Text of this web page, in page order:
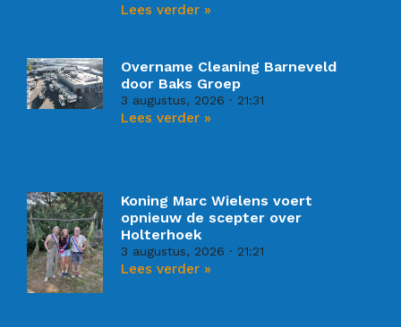
Lees verder »
Overname Cleaning Barneveld
door Baks Groep
3 augustus, 2026 21:31
Lees verder »
Koning Marc Wielens voert
opnieuw de scepter over
Holterhoek
3 augustus, 2026 21:21
Lees verder »